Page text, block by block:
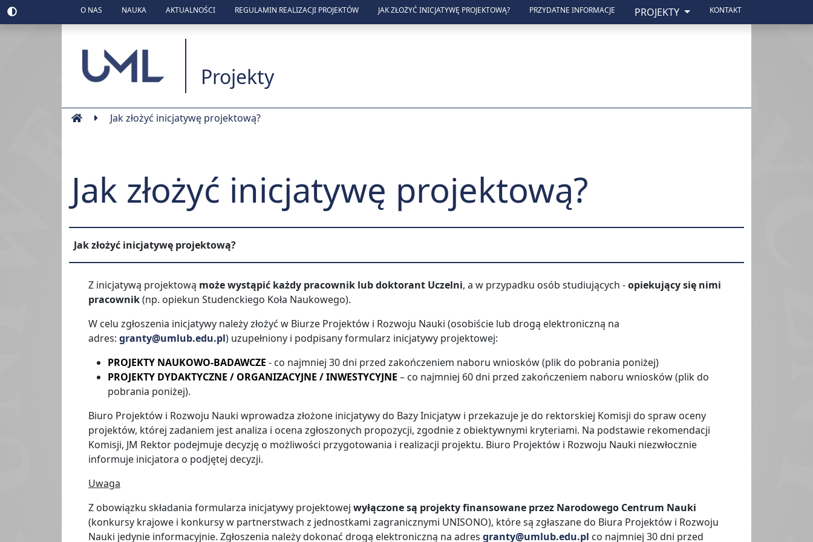
O NAS NAUKA AKTUALNOŚCI REGULAMIN REALIZACJI PROJEKTÓW JAK ZŁOŻYĆ INICJATYWĘ PROJEKTOWĄ? PRZYDATNE INFORMACJE PROJEKTY KONTAKT
Uniwesytet Medyczny w Lublinie
Projekty
Jak złożyć inicjatywę projektową?
Jak złożyć inicjatywę projektową?
Jak złożyć inicjatywę projektową?
Z inicjatywą projektową może wystąpić każdy pracownik lub doktorant Uczelni, a w przypadku osób studiujących -opiekujący się nimi
pracownik(np. opiekun Studenckiego Koła Naukowego).
W celu zgłoszenia inicjatywy należy złożyć w Biurze Projektów i Rozwoju Nauki (osobiście lub drogą elektroniczną na
adres: granty@umlub.edu.pl) uzupełniony i podpisany formularz inicjatywy projektowej:
PROJEKTY NAUKOWO-BADAWCZE - co najmniej 30 dni przed zakończeniem naboru wniosków (plik do pobrania poniżej)
PROJEKTY DYDAKTYCZNE / ORGANIZACYJNE / INWESTYCYJNE – co najmniej 60 dni przed zakończeniem naboru wniosków (plik do
pobrania poniżej).
Biuro Projektów i Rozwoju Nauki wprowadza złożone inicjatywy do Bazy Inicjatyw i przekazuje je do rektorskiej Komisji do spraw oceny
projektów, której zadaniem jest analiza i ocena zgłoszonych propozycji, zgodnie z obiektywnymi kryteriami. Na podstawie rekomendacji
Komisji, JM Rektor podejmuje decyzję o możliwości przygotowania i realizacji projektu. Biuro Projektów i Rozwoju Nauki niezwłocznie
informuje inicjatora o podjętej decyzji.
Uwaga
Z obowiązku składania formularza inicjatywy projektowej wyłączonesą projekty finansowane przez Narodowego Centrum Nauki
(konkursy krajowe i konkursy w partnerstwach z jednostkami zagranicznymi UNISONO), które są zgłaszane do Biura Projektów i Rozwoju
Nauki jedynie informacyjnie. Zgłoszenia należy dokonać drogą elektroniczną na adres granty@umlub.edu.pl co najmniej 30 dni przed